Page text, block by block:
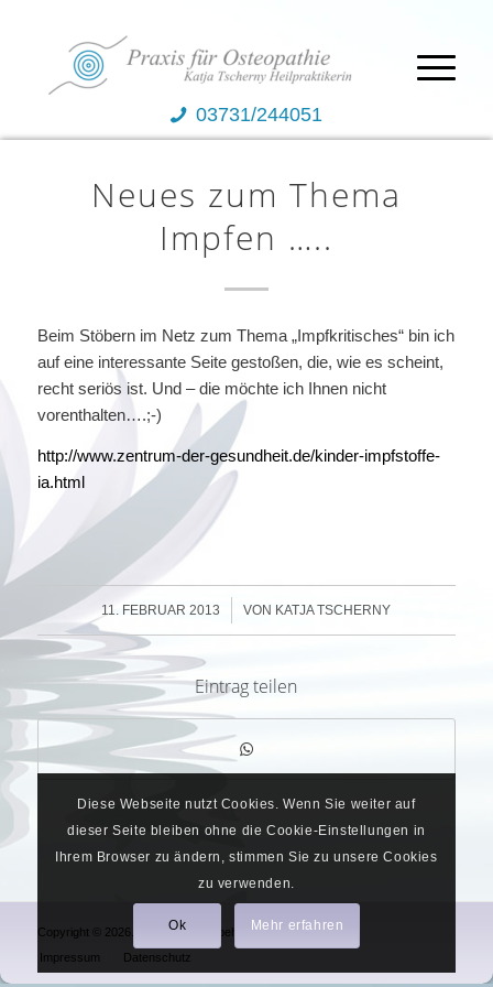
03731/244051
Neues zum Thema
Impfen …..
Beim Stöbern im Netz zum Thema „Impfkritisches“ bin ich
auf eine interessante Seite gestoßen, die, wie es scheint,
recht seriös ist. Und – die möchte ich Ihnen nicht
vorenthalten….;-)
http://www.zentrum-der-gesundheit.de/kinder-impfstoffe-
ia.html
11. FEBRUAR 2013
/ VON KATJA TSCHERNY
Eintrag teilen
Copyright © 2026. Alle Rechte vorbehalten.
Impressum
Datenschutz
Diese Webseite nutzt Cookies. Wenn Sie weiter auf
dieser Seite bleiben ohne die Cookie-Einstellungen in
Ihrem Browser zu ändern, stimmen Sie zu unsere Cookies
zu verwenden.
Ok Mehr erfahren